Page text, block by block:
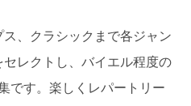
、クラシックまで各ジャン
レクトし、バイエル程度の
です。楽しくレパートリー